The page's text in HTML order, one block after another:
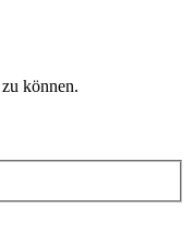
können.